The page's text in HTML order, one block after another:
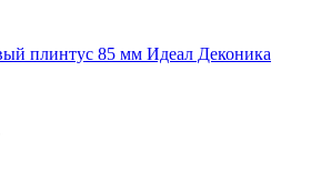
плинтус 85 мм Идеал Деконика